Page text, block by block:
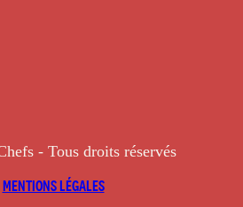
- Tous droits réservés
MENTIONS LÉGALES